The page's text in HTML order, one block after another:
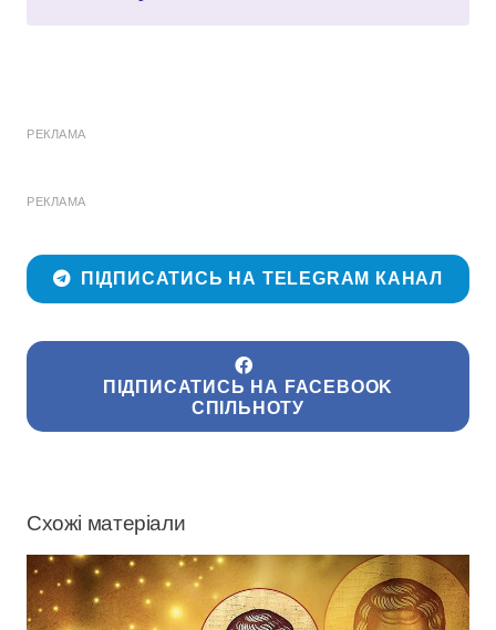
РЕКЛАМА
РЕКЛАМА
ПІДПИСАТИСЬ НА TELEGRAM КАНАЛ
ПІДПИСАТИСЬ НА FACEBOOK
СПІЛЬНОТУ
Схожі матеріали